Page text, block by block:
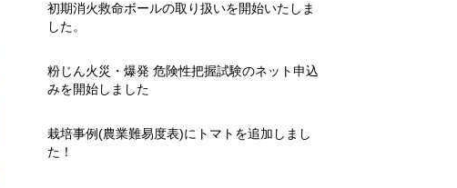
初期消火救命ボールの取り扱いを開始いたしま
した。
粉じん火災・爆発 危険性把握試験のネット申込
みを開始しました
栽培事例(農業難易度表)にトマトを追加しまし
た！